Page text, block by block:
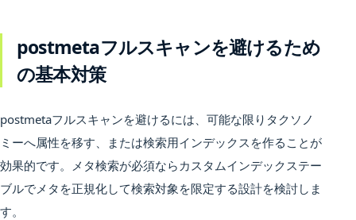
postmetaフルスキャンを避けるため
の基本対策
postmetaフルスキャンを避けるには、可能な限りタクソノ
ミーへ属性を移す、または検索用インデックスを作ることが
効果的です。メタ検索が必須ならカスタムインデックステー
ブルでメタを正規化して検索対象を限定する設計を検討しま
す。